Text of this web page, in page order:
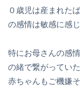
０歳児は産まれた
の感情は敏感に感
特にお母さんの感
の緒で繋がってい
赤ちゃんもご機嫌